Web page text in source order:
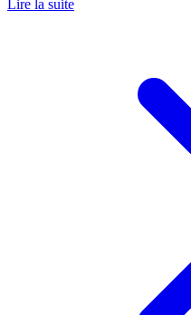
Lire la suite